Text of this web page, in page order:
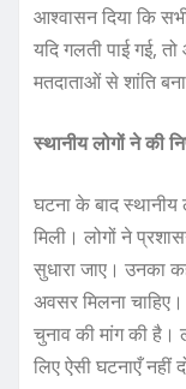
आश्वासन दिया कि
यदि गलती पाई गई,
मतदाताओं से शांति
स्थानीय लोगों ने की
घटना के बाद
मिली। लोगों ने
सुधारा जाए। उनका
अवसर मिलना चाहिए।
चुनाव की मांग की
लिए ऐसी घटनाएँ नहीं